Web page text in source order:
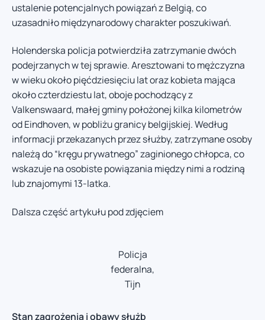
ustalenie potencjalnych powiązań z Belgią, co
uzasadniło międzynarodowy charakter poszukiwań.
Holenderska policja potwierdziła zatrzymanie dwóch
podejrzanych w tej sprawie. Aresztowani to mężczyzna
w wieku około pięćdziesięciu lat oraz kobieta mająca
około czterdziestu lat, oboje pochodzący z
Valkenswaard, małej gminy położonej kilka kilometrów
od Eindhoven, w pobliżu granicy belgijskiej. Według
informacji przekazanych przez służby, zatrzymane osoby
należą do “kręgu prywatnego” zaginionego chłopca, co
wskazuje na osobiste powiązania między nimi a rodziną
lub znajomymi 13-latka.
Dalsza część artykułu pod zdjęciem
Policja
federalna,
Tijn
Stan zagrożenia i obawy służb